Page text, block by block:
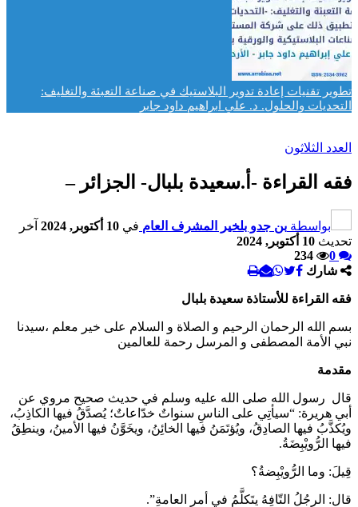
تطوير تقنيات إعادة تدوير البلاستيك في صناعة التعبئة والتغليف:
التحديات والحلول. د. علي ابراهيم داود جابر
العدد الثلاثون
فقه القراءة -أ.سعيدة بلبال- الجزائر –
بواسطة بن جدو بلخير المشرف العام في 10 أكتوبر, 2024
آخر
تحديث 10 أكتوبر, 2024
0
234
شارك
فقه القراءة للأستاذة سعيدة بلبال
بسم الله الرحمان الرحيم و الصلاة و السلام على خير معلم ،سيدنا
نبي الأمة المصطفى و المرسل رحمة للعالمين
مقدمة
قال رسول الله صلى الله عليه وسلم في حديث صحيح مروي عن
أبي هريرة: “سيأتِي على الناسِ سنواتٌ خدّاعاتٌ؛ يُصدَّقُ فيها الكاذِبُ،
ويُكذَّبُ فيها الصادِقُ، ويُؤتَمَنُ فيها الخائِنُ، ويخَوَّنُ فيها الأمينُ، وينطِقُ
فيها الرُّويْبِضَةُ.
قِيلَ: وما الرُّويْبِضةُ؟
قال: الرجُلُ التّافِهُ يتَكلَّمُ في أمرِ العامةِ”.